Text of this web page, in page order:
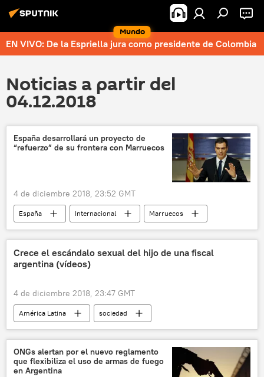
Mundo
EN VIVO: De la Espriella jura como presidente de Colombia
Noticias a partir del
04.12.2018
España desarrollará un proyecto de
“refuerzo” de su frontera con Marruecos
4 de diciembre 2018, 23:52 GMT
España Internacional
Marruecos
Pedro Sánchez
noticias
Crece el escándalo sexual del hijo de una fiscal
argentina (vídeos)
4 de diciembre 2018, 23:47 GMT
América Latina
sociedad
Internacional
Argentina
detención
abuso sexual
escándalo
acoso
noticias
ONGs alertan por el nuevo reglamento
que flexibiliza el uso de armas de fuego
en Argentina